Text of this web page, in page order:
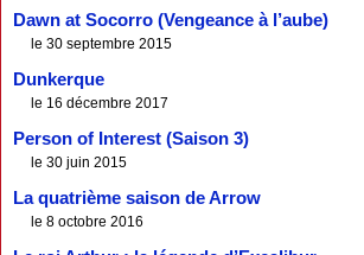
Dawn at Socorro (Vengeance à l’aube)
le 30 septembre 2015
Dunkerque
le 16 décembre 2017
Person of Interest (Saison 3)
le 30 juin 2015
La quatrième saison de Arrow
le 8 octobre 2016